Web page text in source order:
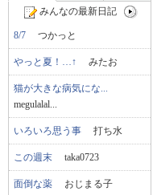
みんなの最新日記
8/7 つかっと
やっと夏！…↑ みたお
猫が大きな病気にな...
megulalal...
いろいろ思う事 打ち水
この週末 taka0723
面倒な薬 おじまる子